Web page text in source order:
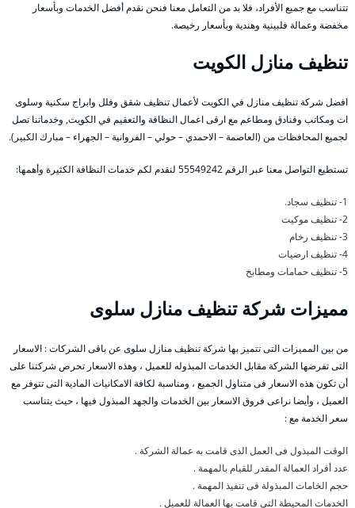
تتناسب مع جميع الأفراد، فلا بد من التعامل معنا فنحن نقدم أفضل الخدمات وبأسعار
مخفضة وعمالة فلبينية وهندية وبأسعار رخيصة.
تنظيف منازل الكويت
افضل شركة تنظيف منازل في الكويت لأعمال تنظيف شقق وفلل وابراج سكنية وسلوى
ات ومكاتب وفنادق ومطاعم مع ارقى اعمال النظافة والتعقيم في الكويت, وخدماتنا تصل
لجميع المحافظات من (العاصمة – الاحمدي – حولي – الفروانية – الجهراء – مبارك الكبير).
تستطيع التواصل معنا عبر الرقم 55549242 لنقدم لكم خدمات النظافة الكثيرة وأهمها:
1- تنظيف سجاد.
2- تنظيف موكيت
3- تنظيف رخام
4- تنظيف ارضيات
5- تنظيف حمامات ومطابخ
مميزات شركة تنظيف منازل سلوى
من بين المميزات التى تتميز بها شركة تنظيف منازل سلوى عن باقى الشركات : الاسعار
التى تفرضها الشركة مقابل الخدمات المبذوله للعميل ، وهذه الاسعار تحرص شركتنا على
أن تكون هذه الاسعار فى متناول الجميع ، ومناسبة لكافة الامكانيات المادية التى تتوفر مع
العميل ، وأيضا نراعى فروق الاسعار بين الخدمات والجهد المبذول فيها ، حيث يتناسب
سعر الخدمة مع :
الوقت المبذول فى العمل الذى قامت به عمالة الشركة .
عدد أفراد العمالة المقدر للقيام بالمهمة .
حجم الخامات المبذولة فى تنفيذ المهمة .
الخدمات المحيطة التى قامت بها العمالة للعميل .